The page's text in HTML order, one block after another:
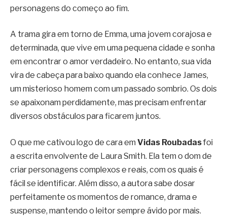
personagens do começo ao fim.
A trama gira em torno de Emma, uma jovem corajosa e
determinada, que vive em uma pequena cidade e sonha
em encontrar o amor verdadeiro. No entanto, sua vida
vira de cabeça para baixo quando ela conhece James,
um misterioso homem com um passado sombrio. Os dois
se apaixonam perdidamente, mas precisam enfrentar
diversos obstáculos para ficarem juntos.
O que me cativou logo de cara em Vidas Roubadasfoi
a escrita envolvente de Laura Smith. Ela tem o dom de
criar personagens complexos e reais, com os quais é
fácil se identificar. Além disso, a autora sabe dosar
perfeitamente os momentos de romance, drama e
suspense, mantendo o leitor sempre ávido por mais.